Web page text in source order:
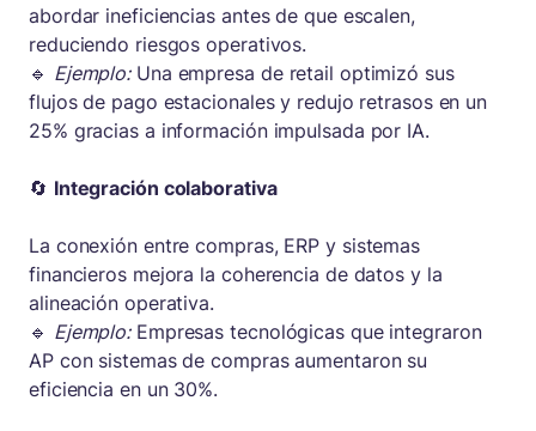
abordar ineficiencias antes de que escalen,
reduciendo riesgos operativos.
🔹 Ejemplo:Una empresa de retail optimizó sus
flujos de pago estacionales y redujo retrasos en un
25% gracias a información impulsada por IA.
🔄 Integración colaborativa
La conexión entre compras, ERP y sistemas
financieros mejora la coherencia de datos y la
alineación operativa.
🔹 Ejemplo:Empresas tecnológicas que integraron
AP con sistemas de compras aumentaron su
eficiencia en un 30%.